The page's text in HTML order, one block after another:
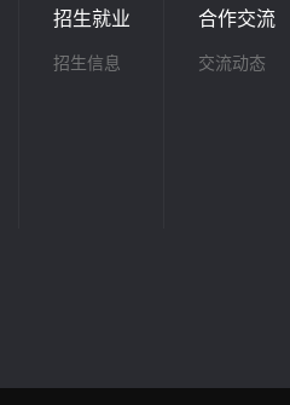
招生就业
招生信息
合作交流
交流动态